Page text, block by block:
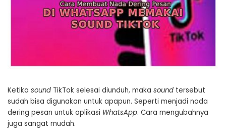
Ketika sound TikTok selesai diunduh, maka sound tersebut
sudah bisa digunakan untuk apapun. Seperti menjadi nada
dering pesan untuk aplikasi WhatsApp. Cara mengubahnya
juga sangat mudah.